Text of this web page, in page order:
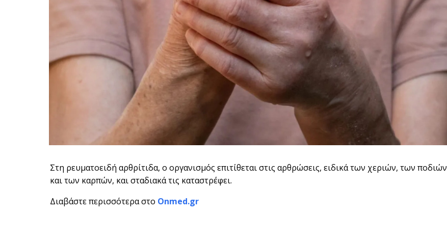
Στη ρευματοειδή αρθρίτιδα, ο οργανισμός επιτίθεται στις αρθρώσεις, ειδικά των χεριών, των ποδιών
και των καρπών, και σταδιακά τις καταστρέφει.
Διαβάστε περισσότερα στο Onmed.gr